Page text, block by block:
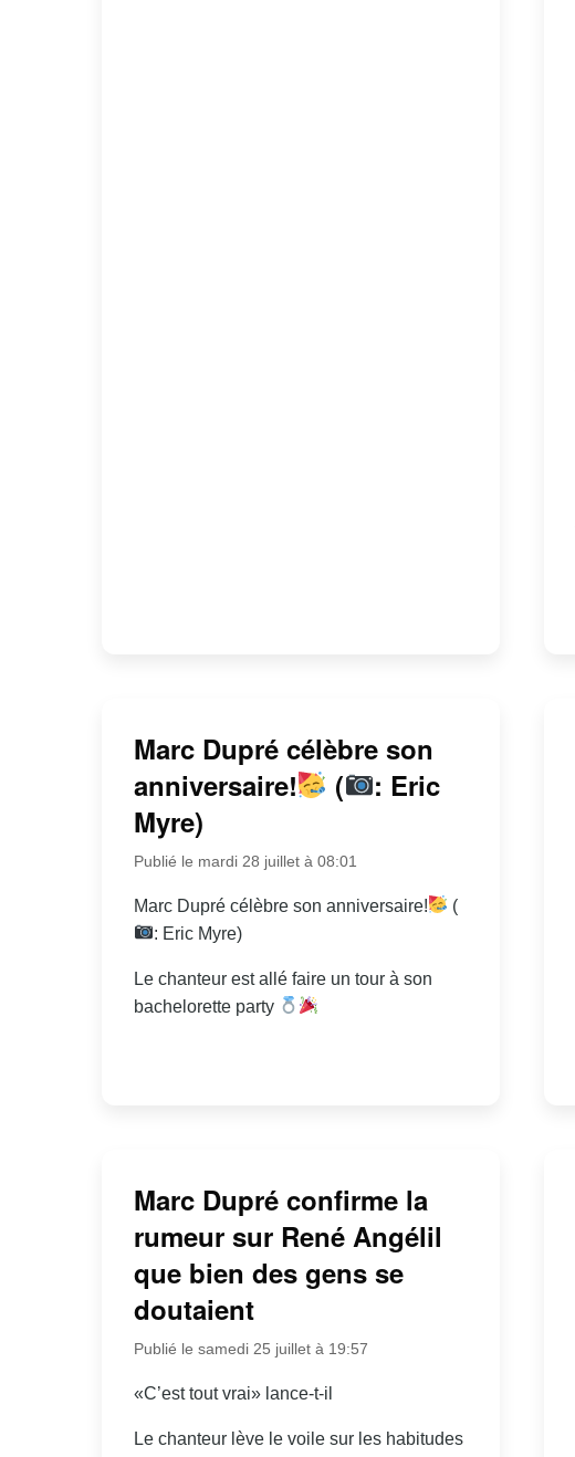
Marc Dupré célèbre son
anniversaire!
(
: Eric
Myre)
Publié le mardi 28 juillet à 08:01
Marc Dupré célèbre son anniversaire!
(
: Eric Myre)
Le chanteur est allé faire un tour à son
bachelorette party
Marc Dupré confirme la
rumeur sur René Angélil
que bien des gens se
doutaient
Publié le samedi 25 juillet à 19:57
«C’est tout vrai» lance-t-il
Le chanteur lève le voile sur les habitudes